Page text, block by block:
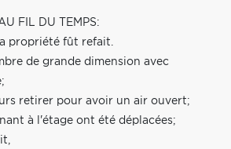
FIL DU TEMPS:
propriété fût refait.
de grande dimension avec
retirer pour avoir un air ouvert;
à l'étage ont été déplacées;